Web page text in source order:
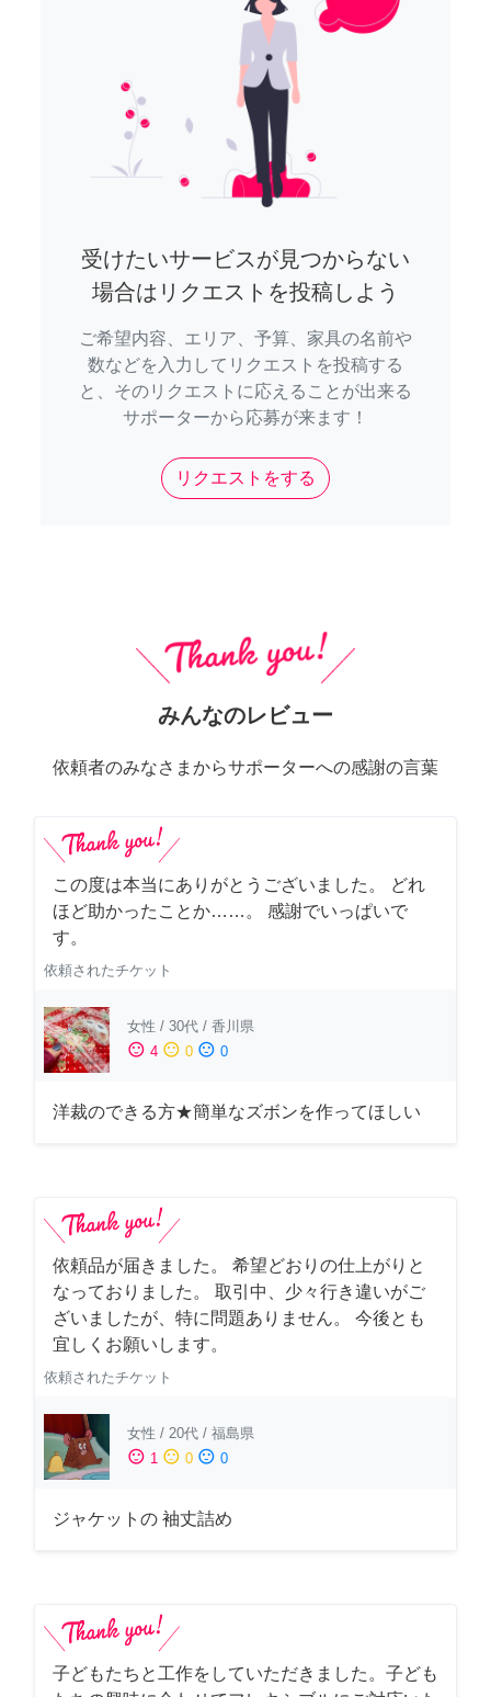
受けたいサービスが見つからない
場合はリクエストを投稿しよう
ご希望内容、エリア、予算、家具の名前や
数などを入力してリクエストを投稿する
と、そのリクエストに応えることが出来る
サポーターから応募が来ます！
リクエストをする
みんなのレビュー
依頼者のみなさまからサポーターへの感謝の言葉
この度は本当にありがとうございました。 どれ
ほど助かったことか……。 感謝でいっぱいで
す。
依頼されたチケット
女性 / 30代 / 香川県
sentiment_satisfied 4 sentiment_neutral 0 sentiment_dissatisfied 0
洋裁のできる方★簡単なズボンを作ってほしい
依頼品が届きました。 希望どおりの仕上がりと
なっておりました。 取引中、少々行き違いがご
ざいましたが、特に問題ありません。 今後とも
宜しくお願いします。
依頼されたチケット
女性 / 20代 / 福島県
sentiment_satisfied 1 sentiment_neutral 0 sentiment_dissatisfied 0
ジャケットの 袖丈詰め
子どもたちと工作をしていただきました。子ども